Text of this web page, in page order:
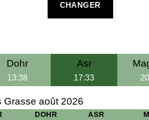
CHANGER
Dohr
13:38
Asr
17:33
Grasse août 2026
DOHR ASR